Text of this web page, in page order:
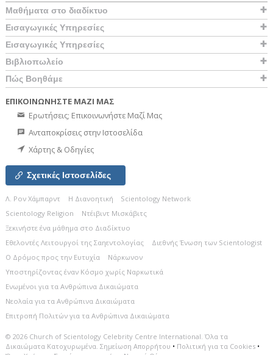
Μαθήματα στο διαδίκτυο
Εισαγωγικές Υπηρεσίες
Εισαγωγικές Υπηρεσίες
Βιβλιοπωλείο
Πώς Βοηθάμε
ΕΠΙΚΟΙΝΩΝΗΣΤΕ ΜΑΖΙ ΜΑΣ
Ερωτήσεις; Επικοινωνήστε Μαζί Μας
Ανταποκρίσεις στην Ιστοσελίδα
Χάρτης & Οδηγίες
Σχετικές Ιστοσελίδες
Λ. Ρον Χάμπαρντ Η Διανοητική
Scientology Network
Scientology Religion
Ντέιβιντ Μισκάβιτς
Ξεκινήστε ένα μάθημα στο Διαδίκτυο
Εθελοντές Λειτουργοί της Σαηεντολογίας
Διεθνής Ένωση των Scientologist
Ο Δρόμος προς την Ευτυχία
Νάρκωνον
Υποστηρίζοντας έναν Κόσμο χωρίς Ναρκωτικά
Ενωµένοι για τα Ανθρώπινα Δικαιώµατα
Νεολαία για τα Ανθρώπινα Δικαιώματα
Επιτροπή Πολιτών για τα Ανθρώπινα Δικαιώματα
© 2026 Church of Scientology Celebrity Centre International. Όλα τα
Δικαιώματα Κατοχυρωμένα. Σημείωση Απορρήτου • Πολιτική για τα Cookies •